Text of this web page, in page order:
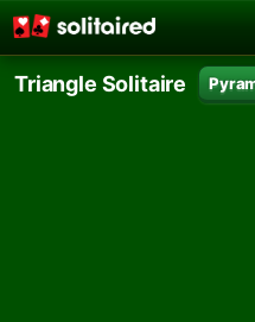
Triangle Solitaire